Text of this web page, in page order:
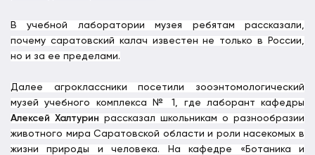
В учебной лаборатории музея ребятам рассказали,
почему саратовский калач известен не только в России,
но и за ее пределами.
Далее агроклассники посетили зооэнтомологический
музей учебного комплекса № 1, где лаборант кафедры
Алексей Халтурин рассказал школьникам о разнообразии
животного мира Саратовской области и роли насекомых в
жизни природы и человека. На кафедре «Ботаника и